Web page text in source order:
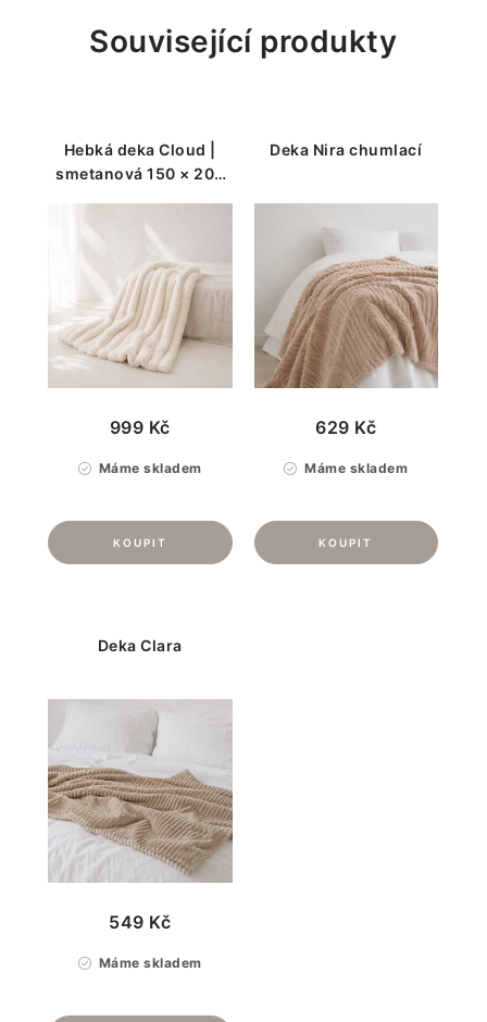
Související produkty
Hebká deka Cloud |
smetanová 150 × 200
Máme skladem
999 Kč
Deka Nira chumlací
Máme skladem
629 Kč
Deka Clara
Máme skladem
549 Kč